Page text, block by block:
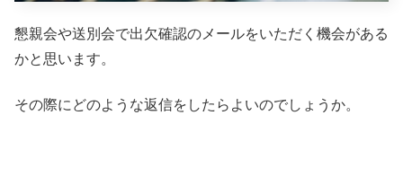
懇親会や送別会で出欠確認のメールをいただく機会がある
かと思います。
その際にどのような返信をしたらよいのでしょうか。